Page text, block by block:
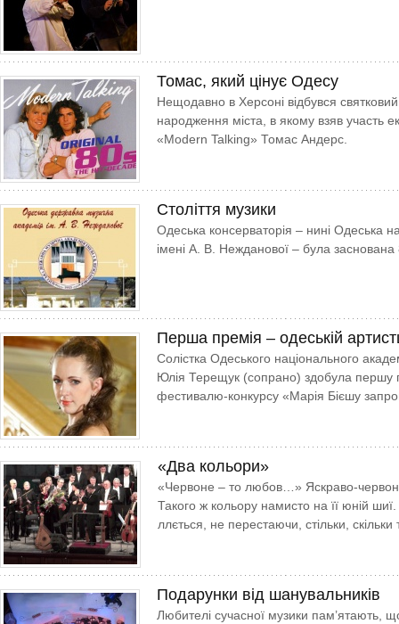
Томас, який цінує Одесу
Нещодавно в Херсоні відбувся
народження міста, в якому взяв участь
«Modern Talking» Томас Андерс.
Століття музики
Одеська консерваторія – нині Одеська
імені А. В. Нежданової – була
Перша премія – одеській
Солістка Одеського національного
Юлія Терещук (сопрано) здобула першу
фестивалю-конкурсу «Марія Бієшу
«Два кольори»
«Червоне – то любов…» Яскраво-червоні
Такого ж кольору намисто на її юній
ллється, не перестаючи, стільки, скільки
Подарунки від шанувальників
Любителі сучасної музики пам’ятають,